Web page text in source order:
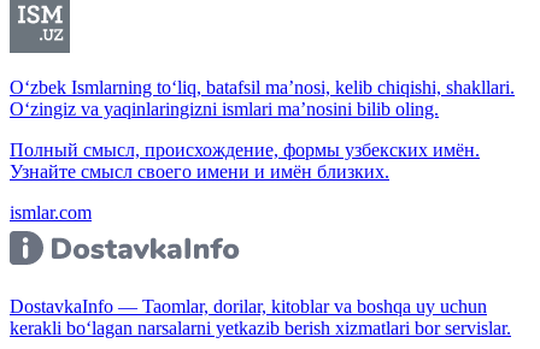
O‘zbek Ismlarning to‘liq, batafsil ma’nosi, kelib chiqishi, shakllari.
O‘zingiz va yaqinlaringizni ismlari ma’nosini bilib oling.
Полный смысл, происхождение, формы узбекских имён.
Узнайте смысл своего имени и имён близких.
ismlar.com
DostavkaInfo — Taomlar, dorilar, kitoblar va boshqa uy uchun
kerakli bo‘lagan narsalarni yetkazib berish xizmatlari bor servislar.